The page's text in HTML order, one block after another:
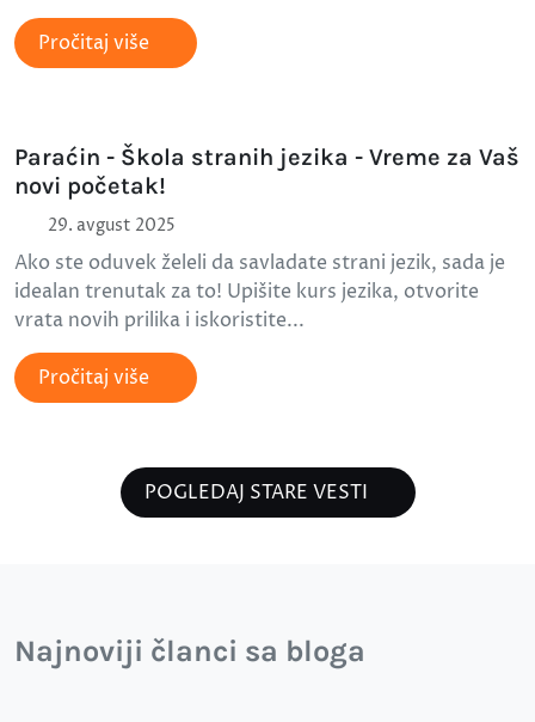
Pročitaj više
Paraćin - Škola stranih jezika - Vreme za Vaš
novi početak!
29. avgust 2025
Ako ste oduvek želeli da savladate strani jezik, sada je
idealan trenutak za to! Upišite kurs jezika, otvorite
vrata novih prilika i iskoristite...
Pročitaj više
POGLEDAJ STARE VESTI
Najnoviji članci sa bloga